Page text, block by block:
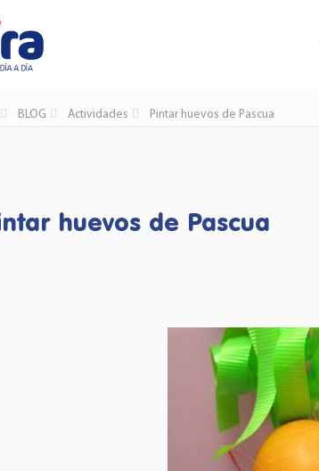
BLOG Actividades Pintar huevos de Pascua
huevos de Pascua